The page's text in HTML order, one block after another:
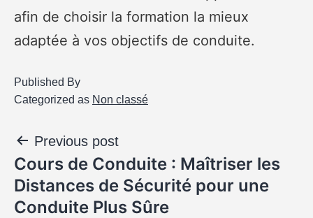
afin de choisir la formation la mieux
adaptée à vos objectifs de conduite.
Published By
Categorized as Non classé
Previous post
Cours de Conduite : Maîtriser les
Distances de Sécurité pour une
Conduite Plus Sûre